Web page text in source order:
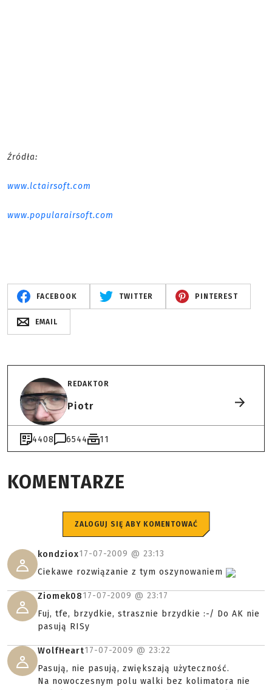
Źródła:
www.lctairsoft.com
www.popularairsoft.com
FACEBOOK TWITTER PINTEREST
EMAIL
REDAKTOR
Piotr
4408 6544 11
KOMENTARZE
ZALOGUJ SIĘ ABY KOMENTOWAĆ
kondziox17-07-2009 @ 23:13
Ciekawe rozwiązanie z tym oszynowaniem
Ziomek0817-07-2009 @ 23:17
Fuj, tfe, brzydkie, strasznie brzydkie :-/ Do AK nie
pasują RISy
WolfHeart17-07-2009 @ 23:22
Pasują, nie pasują, zwiększają użyteczność.
Na nowoczesnym polu walki bez kolimatora nie